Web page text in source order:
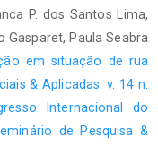
P. dos Santos Lima,
Gasparet, Paula Seabra
em situação de rua
& Aplicadas: v. 14 n.
Internacional do
de Pesquisa &